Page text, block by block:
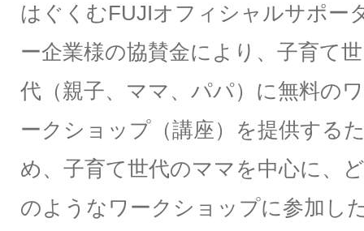
はぐくむFUJIオフィシャルサポー
ー企業様の協賛金により、子育て世
代（親子、ママ、パパ）に無料のワ
ークショップ（講座）を提供する
め、子育て世代のママを中心に、
のようなワークショップに参加し